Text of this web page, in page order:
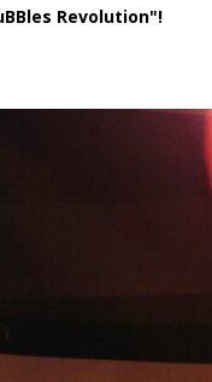
Revolution"!
Show per festival
Come